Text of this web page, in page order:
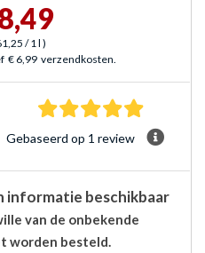
/ 1 l )
€ 6,99 verzendkosten.
Gebaseerd op 1 review
informatie beschikbaar
van de onbekende
worden besteld.